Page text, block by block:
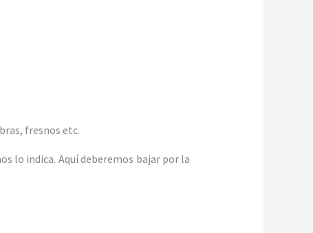
fresnos etc.
lo indica. Aquí deberemos bajar por la